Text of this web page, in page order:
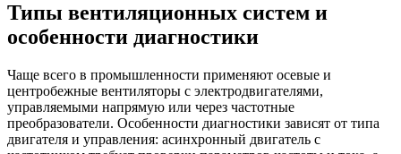
Типы вентиляционных систем и
особенности диагностики
Чаще всего в промышленности применяют осевые и
центробежные вентиляторы с электродвигателями,
управляемыми напрямую или через частотные
преобразователи. Особенности диагностики зависят от типа
двигателя и управления: асинхронный двигатель с